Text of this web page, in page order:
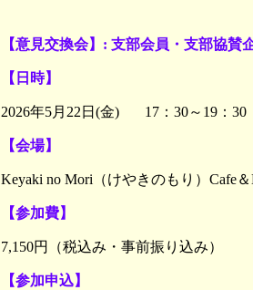
【意見交換会】: 支部会員・支部協賛
【日時】
2026年5月22日(金) 17：30～19：30
【会場】
Keyaki no Mori（けやきのもり）Cafe
【参加費】
7,150円（税込み・事前振り込み）
【参加申込】